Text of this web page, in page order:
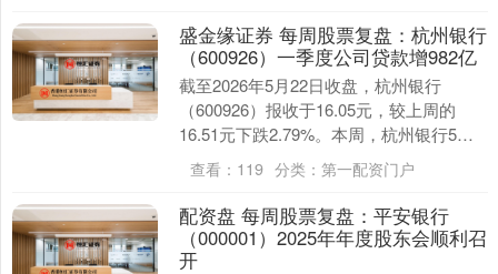
盛金缘证券 每周股票复盘：杭州银行
（600926）一季度公司贷款增982亿
截至2026年5月22日收盘，杭州银行
（600926）报收于16.05元，较上周的
16.51元下跌2.79%。本周，杭州银行5月
19日盘中最高价报16.5元。5....
查看： 119 分类： 第一配资门户
配资盘 每周股票复盘：平安银行
（000001）2025年年度股东会顺利召
开